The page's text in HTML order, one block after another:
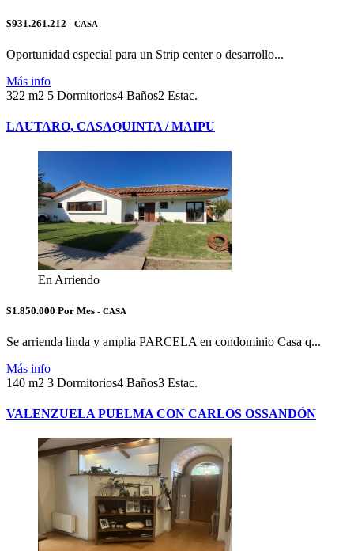
$931.261.212 - CASA
Oportunidad especial para un Strip center o desarrollo...
Más info
322 m2 5 Dormitorios4 Baños2 Estac.
LAUTARO, CASAQUINTA / MAIPU
En Arriendo
$1.850.000 Por Mes - CASA
Se arrienda linda y amplia PARCELA en condominio Casa q...
Más info
140 m2 3 Dormitorios4 Baños3 Estac.
VALENZUELA PUELMA CON CARLOS OSSANDÓN